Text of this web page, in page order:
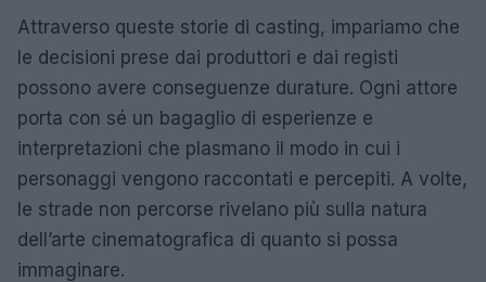
Attraverso queste storie di casting, impariamo che
le decisioni prese dai produttori e dai registi
possono avere conseguenze durature. Ogni attore
porta con sé un bagaglio di esperienze e
interpretazioni che plasmano il modo in cui i
personaggi vengono raccontati e percepiti. A volte,
le strade non percorse rivelano più sulla natura
dell’arte cinematografica di quanto si possa
immaginare.